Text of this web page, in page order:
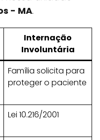
- MA.
Internação
Involuntária
Família solicita para
proteger o paciente
Lei 10.216/2001